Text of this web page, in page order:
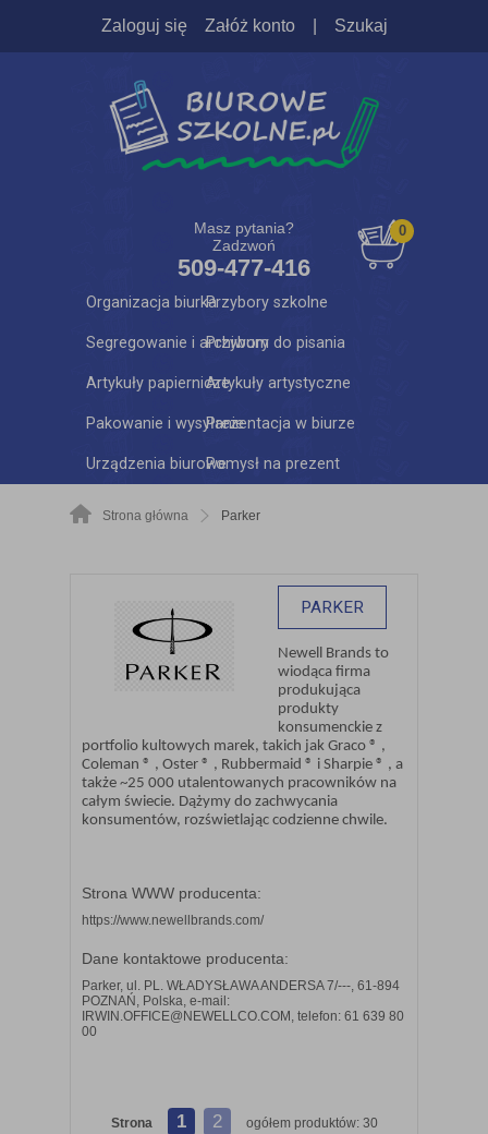
Zaloguj się Załóż konto Szukaj
Masz pytania?
Zadzwoń
509-477-416
0
Organizacja biurkaPrzybory szkolne
Segregowanie i archiwumPrzybory do pisania
Artykuły papierniczeArtykuły artystyczne
Pakowanie i wysyłaniePrezentacja w biurze
Urządzenia biurowePomysł na prezent
Strona główna Parker
PARKER
Newell Brands to
wiodąca firma
produkująca
produkty
konsumenckie z
portfolio kultowych marek, takich jak Graco ® ,
Coleman ® , Oster ® , Rubbermaid ® i Sharpie ® , a
także ~25 000 utalentowanych pracowników na
całym świecie. Dążymy do zachwycania
konsumentów, rozświetlając codzienne chwile.
Strona WWW producenta:
https://www.newellbrands.com/
Dane kontaktowe producenta:
Parker, ul. PL. WŁADYSŁAWA ANDERSA 7/---, 61-894
POZNAŃ, Polska, e-mail:
IRWIN.OFFICE@NEWELLCO.COM, telefon: 61 639 80
00
Strona 1 2 ogółem produktów: 30